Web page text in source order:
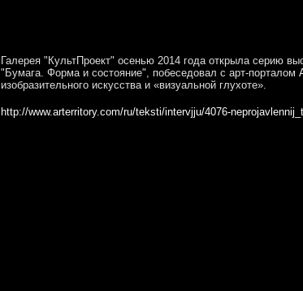
Галерея "КультПроект" осенью 2014 года открыла серию
"Бумага. Форма и состояние", побеседовал с арт-порталом
изобразительного искусства и «визуальной глухоте».
http://www.arterritory.com/ru/teksti/intervjju/4076-